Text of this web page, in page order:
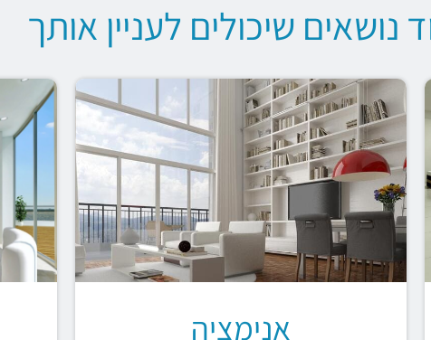
נושאים שיכולים לעניין אותך
אנימציה